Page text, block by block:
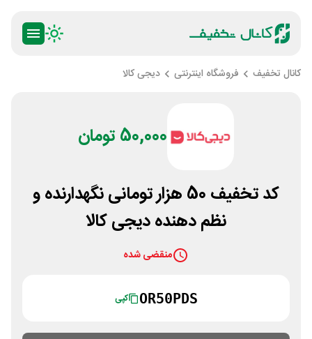
کانال تخفیف فروشگاه اینترنتی دیجی کالا
50,000 تومان
کد تخفیف 50 هزار تومانی نگهدارنده و
نظم دهنده دیجی کالا
منقضی شده
OR50PDS کپی